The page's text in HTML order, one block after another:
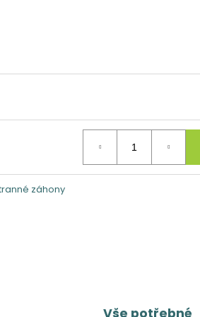
záhony
Vše potřebné